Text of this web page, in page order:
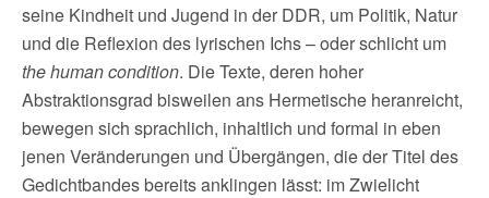
seine Kindheit und Jugend in der DDR, um Politik, Natur
und die Reflexion des lyrischen Ichs – oder schlicht um
the human condition. Die Texte, deren hoher
Abstraktionsgrad bisweilen ans Hermetische heranreicht,
bewegen sich sprachlich, inhaltlich und formal in eben
jenen Veränderungen und Übergängen, die der Titel des
Gedichtbandes bereits anklingen lässt: im Zwielicht